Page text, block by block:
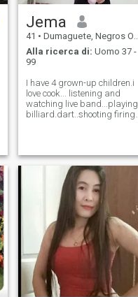
Jema
41 • Dumaguete, Negros Oriental, Filippine
Alla ricerca di: Uomo 37 -
99
I have 4 grown-up children.i
love cook... listening and
watching live band...playing
billiard.dart..shooting firing
.i like to go to
beach....travelling
photography . Reading mot